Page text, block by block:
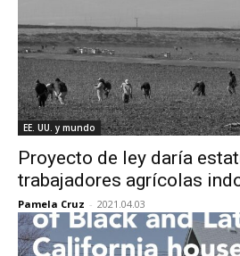
EE. UU. y mundo
Proyecto de ley daría
trabajadores agrícolas
Pamela Cruz - 2021.04.03